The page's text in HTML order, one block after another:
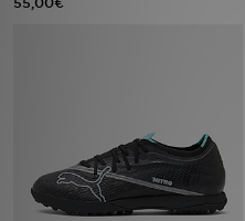
JD Exklusives
Lade Die APP
Geschenkkarte